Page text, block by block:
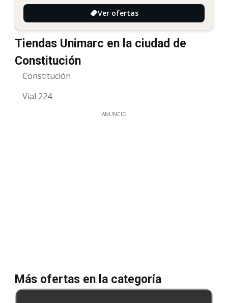
Ver ofertas
Tiendas Unimarc en la ciudad de
Constitución
Constitución
Vial 224
ANUNCIO
Más ofertas en la categoría